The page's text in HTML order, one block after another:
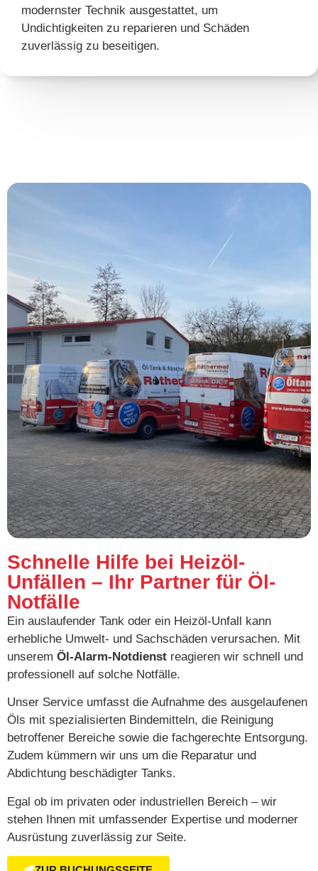
modernster Technik ausgestattet, um
Undichtigkeiten zu reparieren und Schäden
zuverlässig zu beseitigen.
Schnelle Hilfe bei Heizöl-
Unfällen – Ihr Partner für Öl-
Notfälle
Ein auslaufender Tank oder ein Heizöl-Unfall kann
erhebliche Umwelt- und Sachschäden verursachen. Mit
unserem Öl-Alarm-Notdienst reagieren wir schnell und
professionell auf solche Notfälle.
Unser Service umfasst die Aufnahme des ausgelaufenen
Öls mit spezialisierten Bindemitteln, die Reinigung
betroffener Bereiche sowie die fachgerechte Entsorgung.
Zudem kümmern wir uns um die Reparatur und
Abdichtung beschädigter Tanks.
Egal ob im privaten oder industriellen Bereich – wir
stehen Ihnen mit umfassender Expertise und moderner
Ausrüstung zuverlässig zur Seite.